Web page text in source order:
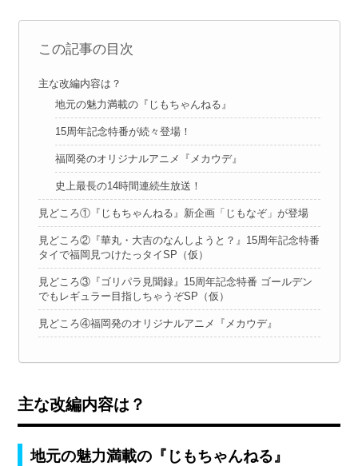
この記事の目次
主な改編内容は？
地元の魅力満載の『じもちゃんねる』
15周年記念特番が続々登場！
福岡発のオリジナルアニメ『メカウデ』
史上最長の14時間連続生放送！
見どころ①『じもちゃんねる』新企画「じもなぞ」が登場
見どころ②『華丸・大吉のなんしようと？』15周年記念特番
タイで福岡見つけたっタイSP（仮）
見どころ③『ゴリパラ見聞録』15周年記念特番 ゴールデン
でもレギュラー目指しちゃうぞSP（仮）
見どころ④福岡発のオリジナルアニメ『メカウデ』
主な改編内容は？
地元の魅力満載の『じもちゃんねる』